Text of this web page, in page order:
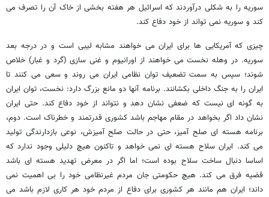
سوریه را به شکلی درآوردند که اسرائیل هر هفته بخشی از خاک آن را تصرف می
کند و سوریه نمی تواند از خود دفاع کند.
چیزی که آمریکایی ها برای ایران می خواهند مشابه لیبی است و در درجه بعد
سوریه. در وهله نخست می خواهند از اورانیوم و غنی سازی (گرد و غبار) خلاص
شوند؛ سپس به سمت تضعیف توان نظامی ایران می روند و سعی می کنند تا
ایران را به جنگ داخلی بکشانند. برنامه آنها دو مانع بزرگ دارد: نخست، توان ایران
به گونه ای نیست که ضعفی نشان دهد و نتواند از خود دفاع کند. حتی ایران
نشان داد اگر بخواهد در مقام مهاجم باشد کشوری قدرتمند و خطرناک است. دوم،
برنامه هسته ای صلح آمیز، حتی در حالت صلح آمیزش، نوعی بازدارندگی تولید
می کند. ایران سلاح هسته ای نمی خواهد و تاکنون هیچ دلیلی وجود ندارد که
اساسا دنبال ساخت سلاح بوده است؛ اما اگر در معرض تهدید هسته ای باشد
قضیه فرق می کند. هیچ حکومتی جان مردم غیرنظامی خود را بی اهمیت نمی
داند؛ ایران هم مانند هر کشوری برای دفاع از مردم خود هر کاری لازم باشد می